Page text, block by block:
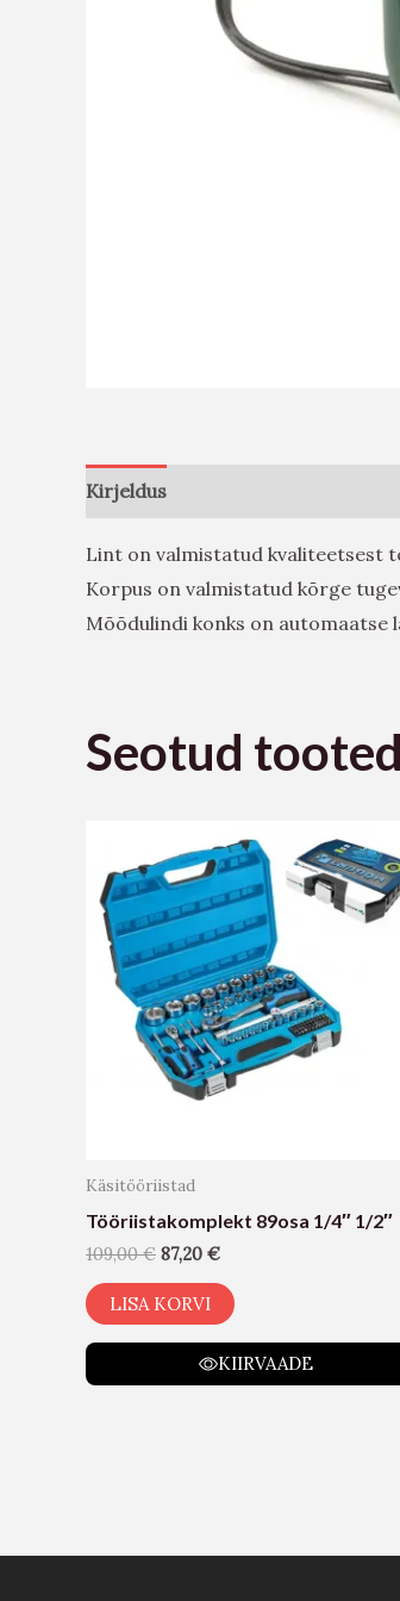
Kirjeldus
Lint on valmistatud kvaliteetsest
Korpus on valmistatud kõrge
Mõõdulindi konks on automaatse
Seotud tooted
Käsitööriistad
Tööriistakomplekt 89osa 1/4″ 1/2″
109,00€ 87,20 €
LISA KORVI
KIIRVAADE